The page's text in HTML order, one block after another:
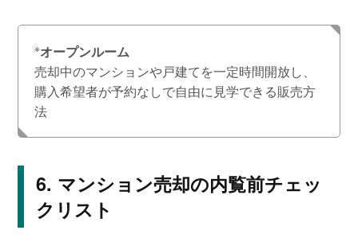
※オープンルーム
売却中のマンションや戸建てを一定時間開放し、
購入希望者が予約なしで自由に見学できる販売方
法
マンション売却の内覧前チェッ
クリスト